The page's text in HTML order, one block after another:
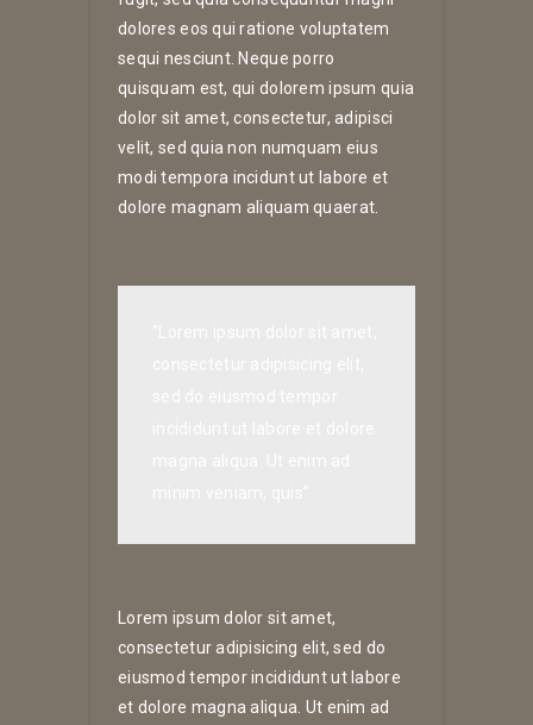
dolores eos qui ratione voluptatem
sequi nesciunt. Neque porro
quisquam est, qui dolorem ipsum quia
dolor sit amet, consectetur, adipisci
velit, sed quia non numquam eius
modi tempora incidunt ut labore et
dolore magnam aliquam quaerat.
Lorem ipsum dolor sit amet,
consectetur adipisicing elit, sed do
eiusmod tempor incididunt ut labore
et dolore magna aliqua. Ut enim ad